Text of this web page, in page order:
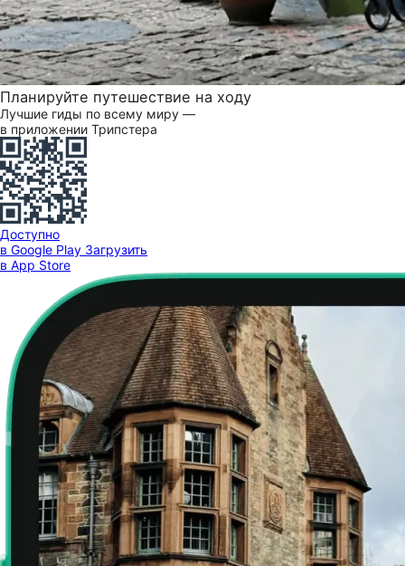
Планируйте путешествие на ходу
Лучшие гиды по всему миру —
в приложении Трипстера
Доступно
в Google Play Загрузить
в App Store